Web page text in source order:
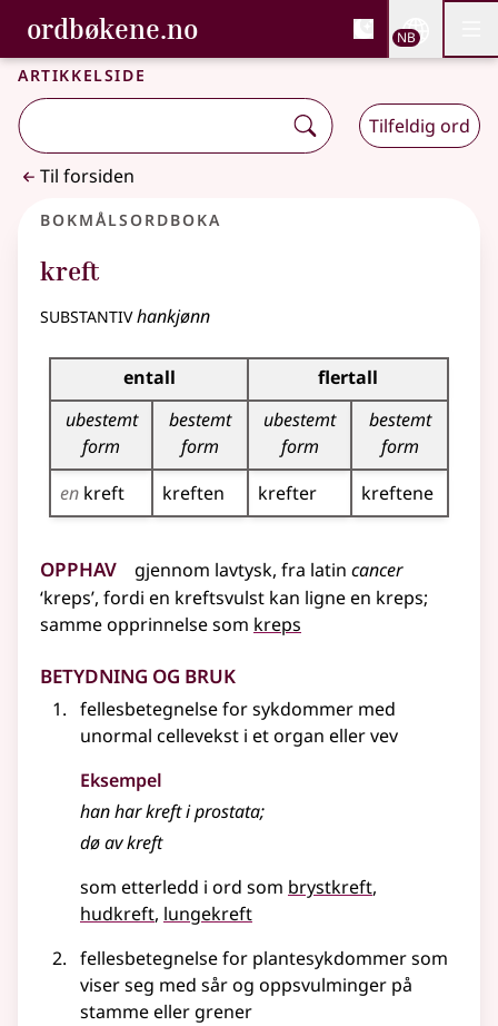
Gå til hovedinnhold
Tilgjengelighet
ordbøkene.no, Bokmålsordboka og
Bokmålsordboka og Nynorskordboka
NB
Artikkelside
Tilfeldig ord
Til forsiden
Bokmålsordboka
kreft
substantivhankjønn
Bøyingstabell for dette substantivet
entall
flertall
ubestemt
form
bestemt
form
ubestemt
form
bestemt
form
en kreft kreften krefter kreftene
Opphav gjennom lavtysk, fra latin cancer
‘kreps’, fordi en kreftsvulst kan ligne en kreps;
samme opprinnelse som kreps
Betydning og bruk
fellesbetegnelse for sykdommer med
unormal cellevekst i et organ eller vev
Eksempel
han har kreft i prostata;
dø avkreft
som etterledd i ord som brystkreft
hudkreft lungekreft
fellesbetegnelse for plantesykdommer som
viser seg med sår og oppsvulminger på
stamme eller grener